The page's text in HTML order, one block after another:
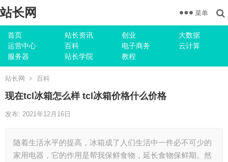
站长网
首页 站长资讯 创业
大数据
运营中心
百科 电子商务
云计算
服务器
站长学院 教程
菜单
站长网 百科
现在tcl冰箱怎么样 tcl冰箱价格什么价格
发布: 2021年12月16日
随着生活水平的提高，冰箱成了人们生活中一件必不可少的
家用电器，它的作用是帮我保鲜食物，延长食物保鲜期。然